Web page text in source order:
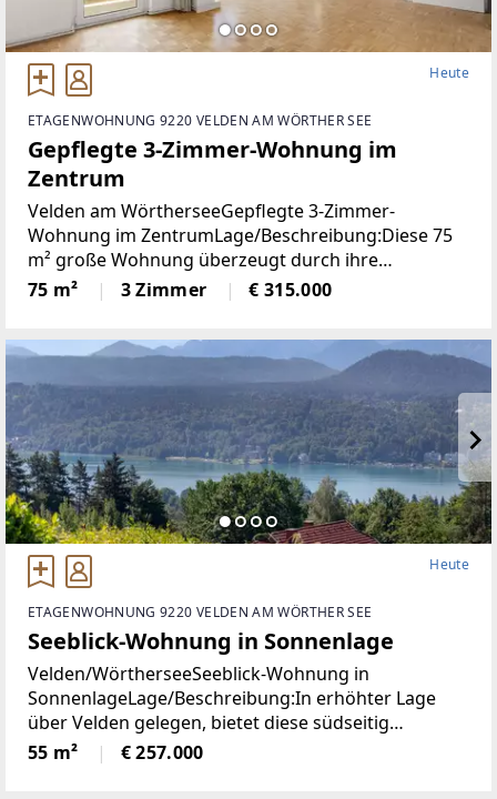
Heute
ETAGENWOHNUNG 9220 VELDEN AM WÖRTHER SEE
Gepflegte 3-Zimmer-Wohnung im
Zentrum
Velden am WörtherseeGepflegte 3-Zimmer-
Wohnung im ZentrumLage/Beschreibung:Diese 75
m² große Wohnung überzeugt durch ihre
durchdachte Raumaufteilung und ihre
ausgezeichnete Lage im Zentrum von Velden. Zwei
75 m² 3 Zimmer € 315.000
Heute
ETAGENWOHNUNG 9220 VELDEN AM WÖRTHER SEE
Seeblick-Wohnung in Sonnenlage
Velden/WörtherseeSeeblick-Wohnung in
SonnenlageLage/Beschreibung:In erhöhter Lage
über Velden gelegen, bietet diese südseitig
ausgerichtete Wohnung angenehme
Lichtverhältnisse und einen schönen Blick auf den
55 m² € 257.000